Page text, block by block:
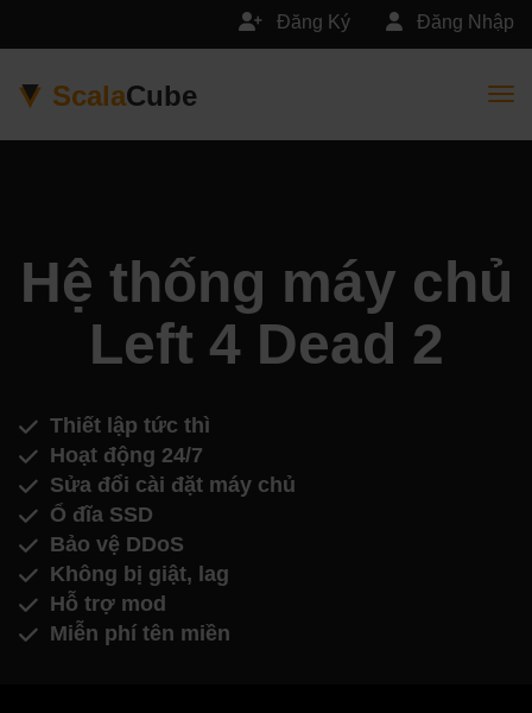
Đăng Nhập
Đăng Ký
ScalaCube
Hệ thống máy chủ
Left 4 Dead 2
Thiết lập tức thì
Hoạt động 24/7
Sửa đổi cài đặt máy chủ
Ổ đĩa SSD
Bảo vệ DDoS
Không bị giật, lag
Hỗ trợ mod
Miễn phí tên miền